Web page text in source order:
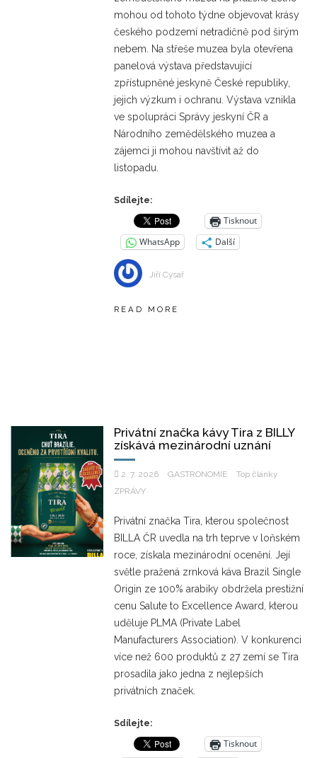
mohou od tohoto týdne objevovat krásy
českého podzemí netradičně pod širým
nebem. Na střeše muzea byla otevřena
panelová výstava představující
zpřístupněné jeskyně České republiky,
jejich výzkum i ochranu. Výstava vznikla
ve spolupráci Správy jeskyní ČR a
Národního zemědělského muzea a
zájemci ji mohou navštívit až do
listopadu.
Sdílejte:
Tisknout
WhatsApp
Další
Jiří Cysař
READ MORE
Privátní značka kávy Tira z BILLY
získává mezinárodní uznání
2. 7. 2026 GASTRONOMIE
Top články
ZPRÁVY
Privátní značka Tira, kterou společnost
BILLA ČR uvedla na trh teprve v loňském
roce, získala mezinárodní ocenění. Její
světle pražená zrnková káva Brazil Single
Origin ze 100% arabiky obdržela prestižní
cenu Salute to Excellence Award, kterou
uděluje PLMA (Private Label
Manufacturers Association). V konkurenci
více než 600 produktů z 27 zemí se Tira
prosadila jako jedna z nejlepších
privátních značek.
Sdílejte:
Tisknout